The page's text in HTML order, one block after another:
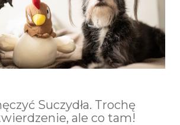
Suczydła. Trochę
ale co tam!